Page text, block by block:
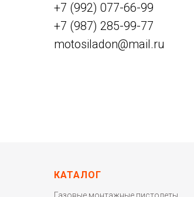
+7 (992) 077-66-99
+7 (987) 285-99-77
motosiladon@mail.ru
КАТАЛОГ